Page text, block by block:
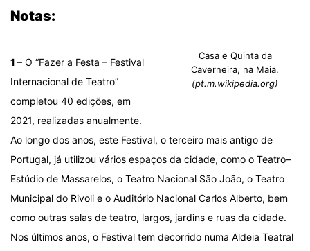
Notas:
Casa e Quinta da
Caverneira, na Maia.
(pt.m.wikipedia.org)
1 – O “Fazer a Festa – Festival
Internacional de Teatro”
completou 40 edições, em
2021, realizadas anualmente.
Ao longo dos anos, este Festival, o terceiro mais antigo de
Portugal, já utilizou vários espaços da cidade, como o Teatro–
Estúdio de Massarelos, o Teatro Nacional São João, o Teatro
Municipal do Rivoli e o Auditório Nacional Carlos Alberto, bem
como outras salas de teatro, largos, jardins e ruas da cidade.
Nos últimos anos, o Festival tem decorrido numa Aldeia Teatral